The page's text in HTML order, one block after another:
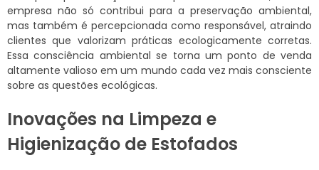
empresa não só contribui para a preservação ambiental,
mas também é percepcionada como responsável, atraindo
clientes que valorizam práticas ecologicamente corretas.
Essa consciência ambiental se torna um ponto de venda
altamente valioso em um mundo cada vez mais consciente
sobre as questões ecológicas.
Inovações na Limpeza e
Higienização de Estofados